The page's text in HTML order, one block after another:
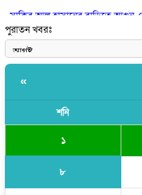
সাকিব আল হাসানের বাড়িতে আগুন,
যে ডকুমেন্টারিতে আবু সাঈদের ছবি
পুরাতন খবরঃ
«
শনি
১
৮